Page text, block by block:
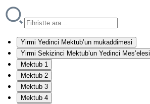
Yirmi Yedinci Mektub’un mukaddimesi
Yirmi Sekizinci Mektub’un Yedinci Mes’elesi
Mektub 1
Mektub 2
Mektub 3
Mektub 4